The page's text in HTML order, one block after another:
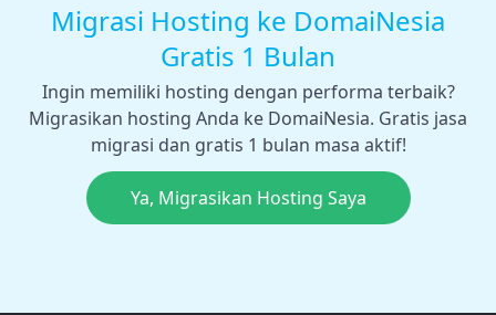
Migrasi Hosting ke DomaiNesia
Gratis 1 Bulan
Ingin memiliki hosting dengan performa terbaik?
Migrasikan hosting Anda ke DomaiNesia. Gratis jasa
migrasi dan gratis 1 bulan masa aktif!
Ya, Migrasikan Hosting Saya